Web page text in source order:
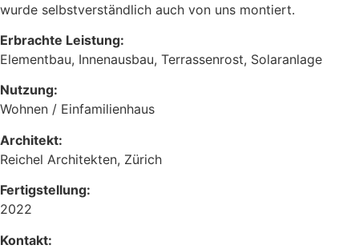
wurde selbstverständlich auch von uns montiert.
Erbrachte Leistung:
Elementbau, Innenausbau, Terrassenrost, Solaranlage
Nutzung:
Wohnen / Einfamilienhaus
Architekt:
Reichel Architekten, Zürich
Fertigstellung:
2022
Kontakt: